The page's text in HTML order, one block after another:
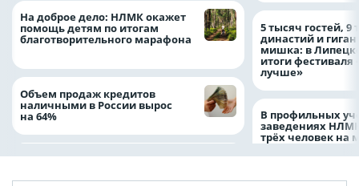
На доброе дело: НЛМК окажет
помощь детям по итогам
благотворительного марафона
Объем продаж кредитов
наличными в России вырос
на 64%
5 тысяч гостей, 9
династий и
мишка: в
итоги фестиваля
лучше»
В профильных
заведениях
трёх человек на